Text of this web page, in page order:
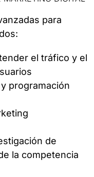
para
el tráfico y el
programación
de
la competencia